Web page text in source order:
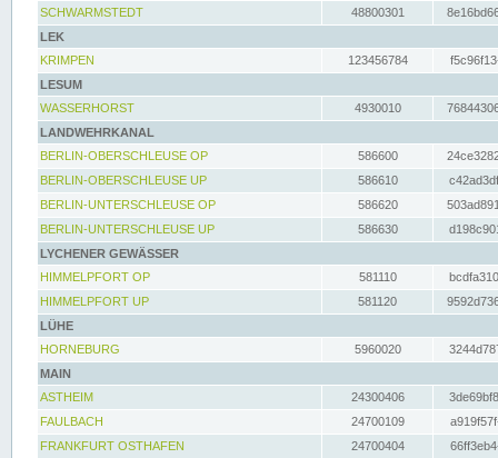
SCHWARMSTEDT
48800301
LEK
KRIMPEN
123456784
LESUM
WASSERHORST
4930010
LANDWEHRKANAL
BERLIN-OBERSCHLEUSE OP
586600
BERLIN-OBERSCHLEUSE UP
586610
BERLIN-UNTERSCHLEUSE OP
586620
BERLIN-UNTERSCHLEUSE UP
586630
LYCHENER GEWÄSSER
HIMMELPFORT OP
581110
HIMMELPFORT UP
581120
LÜHE
HORNEBURG
5960020
MAIN
ASTHEIM
24300406
FAULBACH
24700109
FRANKFURT OSTHAFEN
24700404